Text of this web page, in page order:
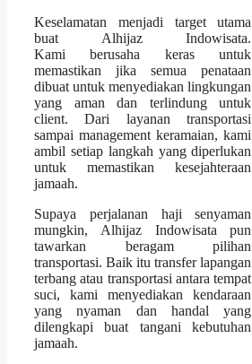
Keselamatan menjadi target utama
buat Alhijaz Indowisata.
Kami berusaha keras untuk
memastikan jika semua penataan
dibuat untuk menyediakan lingkungan
yang aman dan terlindung untuk
client. Dari layanan transportasi
sampai management keramaian, kami
ambil setiap langkah yang diperlukan
untuk memastikan kesejahteraan
jamaah.
Supaya perjalanan haji senyaman
mungkin, Alhijaz Indowisata pun
tawarkan beragam pilihan
transportasi. Baik itu transfer lapangan
terbang atau transportasi antara tempat
suci, kami menyediakan kendaraan
yang nyaman dan handal yang
dilengkapi buat tangani kebutuhan
jamaah.